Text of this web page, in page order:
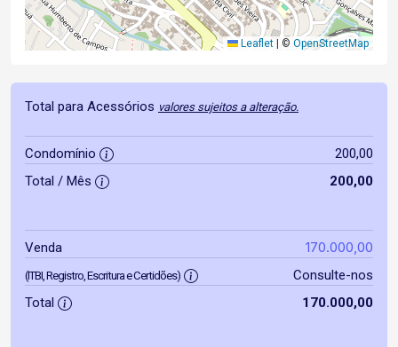
Leaflet | © OpenStreetMap
Total para Acessórios valores sujeitos a alteração.
Condomínio
200,00
Total / Mês
200,00
Venda 170.000,00
(ITBI, Registro, Escritura e Certidões)
Consulte-nos
Total
170.000,00